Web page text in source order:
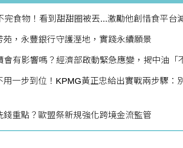
完食物！看到甜甜圈被丟...激勵他創惜食平台
，永豐銀行守護溼地，實踐永續願景
會有影響嗎？經濟部啟動緊急應變，揭中油「
用一步到位！KPMG黃正忠給出實戰兩步驟：
錢重點？歐盟祭新規強化跨境金流監管